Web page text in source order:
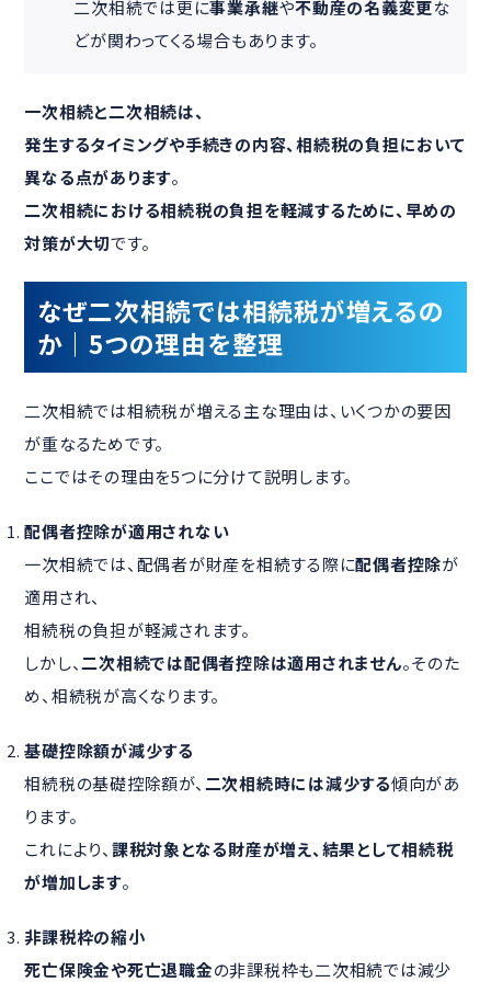
二次相続では更に事業承継や不動産の名義変更な
どが関わってくる場合もあります。
一次相続と二次相続は、
発生するタイミングや手続きの内容、相続税の負担において
異なる点があります。
二次相続における相続税の負担を軽減するために、早めの
対策が大切です。
なぜ二次相続では相続税が増えるの
か｜5つの理由を整理
二次相続では相続税が増える主な理由は、いくつかの要因
が重なるためです。
ここではその理由を5つに分けて説明します。
配偶者控除が適用されない
一次相続では、配偶者が財産を相続する際に配偶者控除が
適用され、
相続税の負担が軽減されます。
しかし、二次相続では配偶者控除は適用されません。そのた
め、相続税が高くなります。
基礎控除額が減少する
相続税の基礎控除額が、 二次相続時には減少する傾向があ
ります。
これにより、 課税対象となる財産が増え、結果として相続税
が増加します。
非課税枠の縮小
死亡保険金や死亡退職金の非課税枠も二次相続では減少